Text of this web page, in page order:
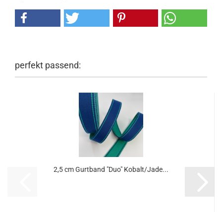
perfekt passend:
2,5 cm Gurtband "Duo" Kobalt/Jade...